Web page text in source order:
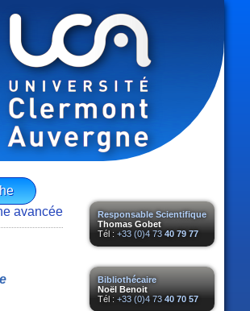
Responsable Scientifique
Thomas Gobet
Tél : +33 (0)4 73 40 79 77
Bibliothécaire
Noël Benoit
Tél : +33 (0)4 73 40 70 57
avancée